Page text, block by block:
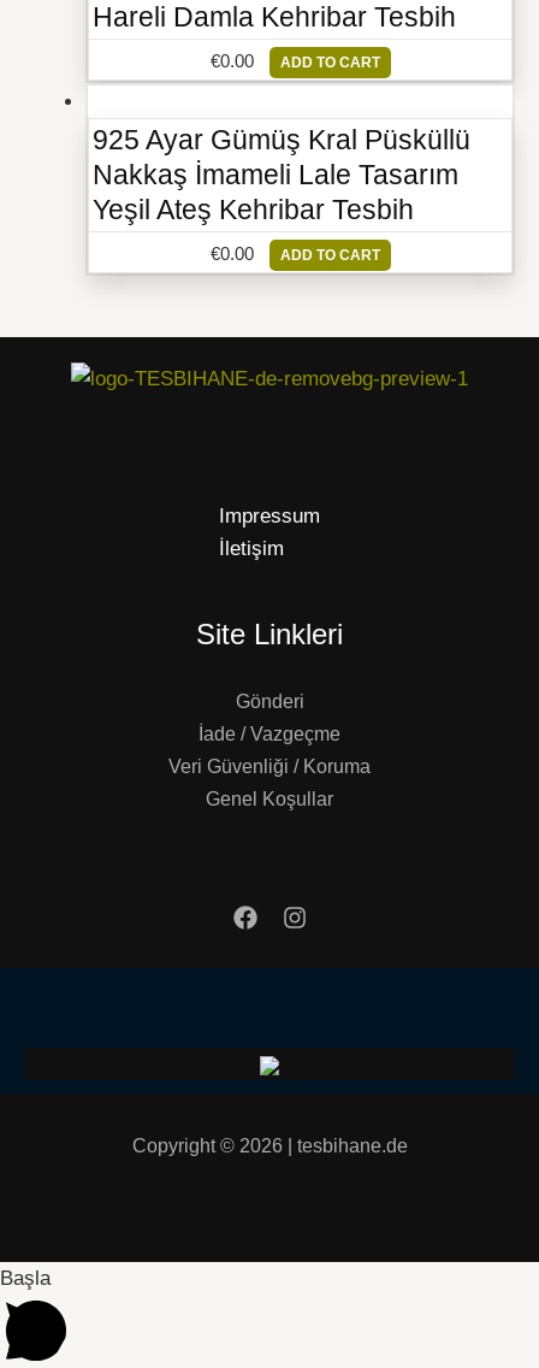
Hareli Damla Kehribar Tesbih
€0.00 ADD TO CART
925 Ayar Gümüş Kral Püsküllü
Nakkaş İmameli Lale Tasarım
Yeşil Ateş Kehribar Tesbih
€0.00 ADD TO CART
Impressum
İletişim
Site Linkleri
Gönderi
İade / Vazgeçme
Veri Güvenliği / Koruma
Genel Koşullar
Copyright © 2026 | tesbihane.de
Başla